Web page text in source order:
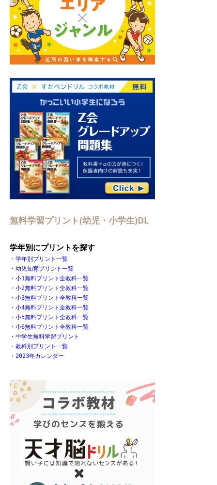
無料学習プリント(幼児・小学生)DL
学年別にプリントを探す
・ 学年別プリント一覧
・ 幼児知育プリント一覧
・ 小1無料プリント全教科一覧
・ 小2無料プリント全教科一覧
・ 小3無料プリント全教科一覧
・ 小4無料プリント全教科一覧
・ 小5無料プリント全教科一覧
・ 小6無料プリント全教科一覧
・ 中学生無料学習プリント
・ 教科別プリント一覧
・ 2023年カレンダー